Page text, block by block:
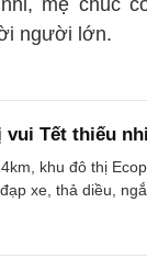
người lớn.
vui Tết thiếu
khu đô thị
xe, thả diều,